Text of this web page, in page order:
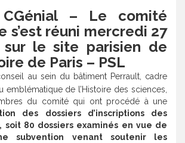
– Le comité
s’est réuni mercredi 27
sur le site parisien de
de Paris – PSL
au sein du bâtiment Perrault, cadre
emblématique de l’Histoire des sciences,
du comité qui ont procédé à une
des dossiers d’inscriptions des
, soit 80 dossiers examinés en vue de
subvention venant soutenir les